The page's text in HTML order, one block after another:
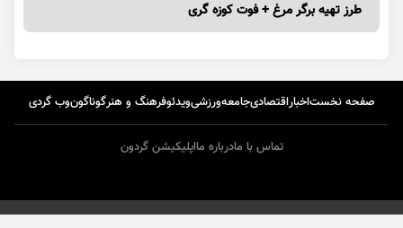
طرز تهیه برگر مرغ + فوت کوزه گری
صفحه نخستاخباراقتصادیجامعهورزشیویدئوفرهنگ و هنرگوناگونوب گردی
تماس با مادرباره مااپلیکیشن گردون